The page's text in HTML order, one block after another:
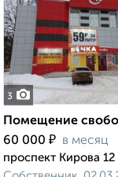
3
Помещение
60 000 ₽ в месяц
проспект Кирова 12